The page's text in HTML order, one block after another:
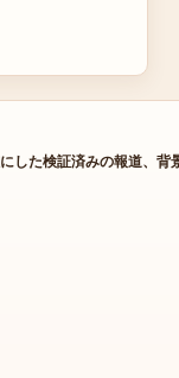
した検証済みの報道、背